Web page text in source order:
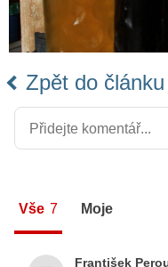
Zpět do článku